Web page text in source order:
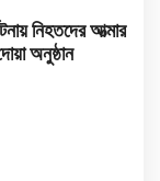
নিহতদের আত্মার
অনুষ্ঠান